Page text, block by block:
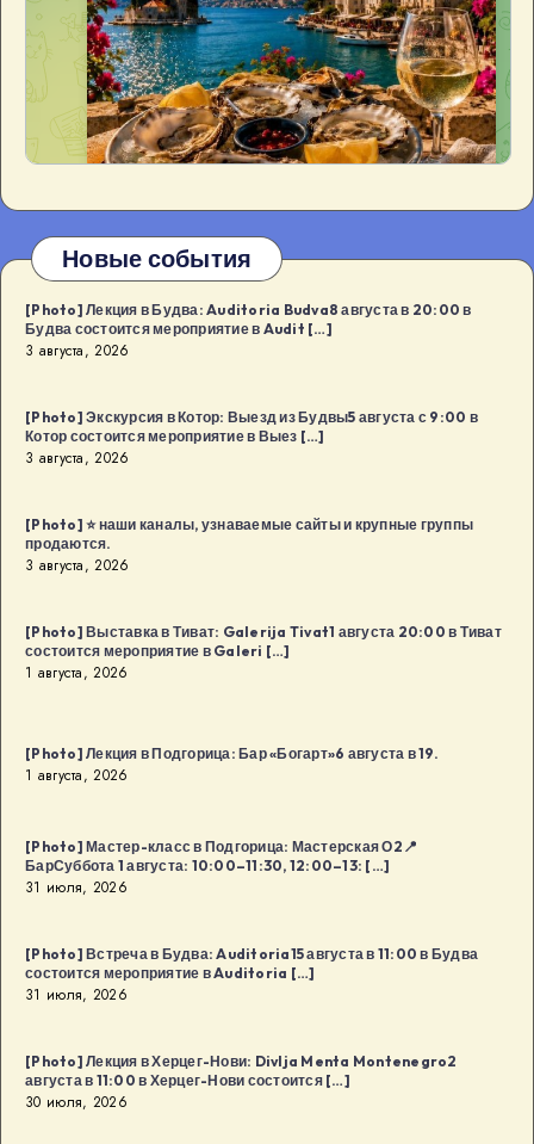
Новые события
[Photo] Лекция в Будва: Auditoria Budva8 августа в 20:00 в
Будва состоится мероприятие в Audit […]
3 августа, 2026
[Photo] Экскурсия в Котор: Выезд из Будвы5 августа с 9:00 в
Котор состоится мероприятие в Выез […]
3 августа, 2026
[Photo] ⭐️ наши каналы, узнаваемые сайты и крупные группы
продаются.
3 августа, 2026
[Photo] Выставка в Тиват: Galerija Tivat1 августа 20:00 в Тиват
состоится мероприятие в Galeri […]
1 августа, 2026
[Photo] Лекция в Подгорица: Бар «Богарт»6 августа в 19.
1 августа, 2026
[Photo] Мастер-класс в Подгорица: Мастерская О2📍
БарСуббота 1 августа: 10:00–11:30, 12:00–13: […]
31 июля, 2026
[Photo] Встреча в Будва: Auditoria15 августа в 11:00 в Будва
состоится мероприятие в Auditoria […]
31 июля, 2026
[Photo] Лекция в Херцег-Нови: Divlja Menta Montenegro2
августа в 11:00 в Херцег-Нови состоится […]
30 июля, 2026